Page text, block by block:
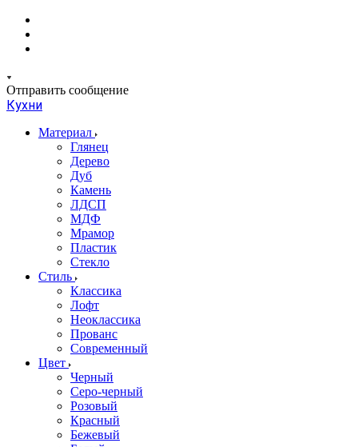
Отправить сообщение
Кухни
Материал
Глянец
Дерево
Дуб
Камень
ЛДСП
МДФ
Мрамор
Пластик
Стекло
Стиль
Классика
Лофт
Неоклассика
Прованс
Современный
Цвет
Черный
Серо-черный
Розовый
Красный
Бежевый